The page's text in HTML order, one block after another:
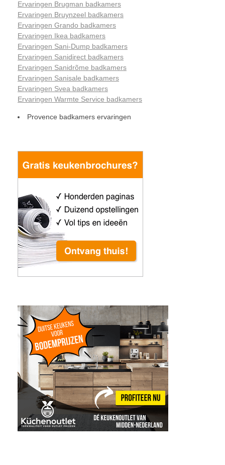
Ervaringen Brugman badkamers
Ervaringen Bruynzeel badkamers
Ervaringen Grando badkamers
Ervaringen Ikea badkamers
Ervaringen Sani-Dump badkamers
Ervaringen Sanidirect badkamers
Ervaringen Sanidrõme badkamers
Ervaringen Sanisale badkamers
Ervaringen Svea badkamers
Ervaringen Warmte Service badkamers
Provence badkamers ervaringen